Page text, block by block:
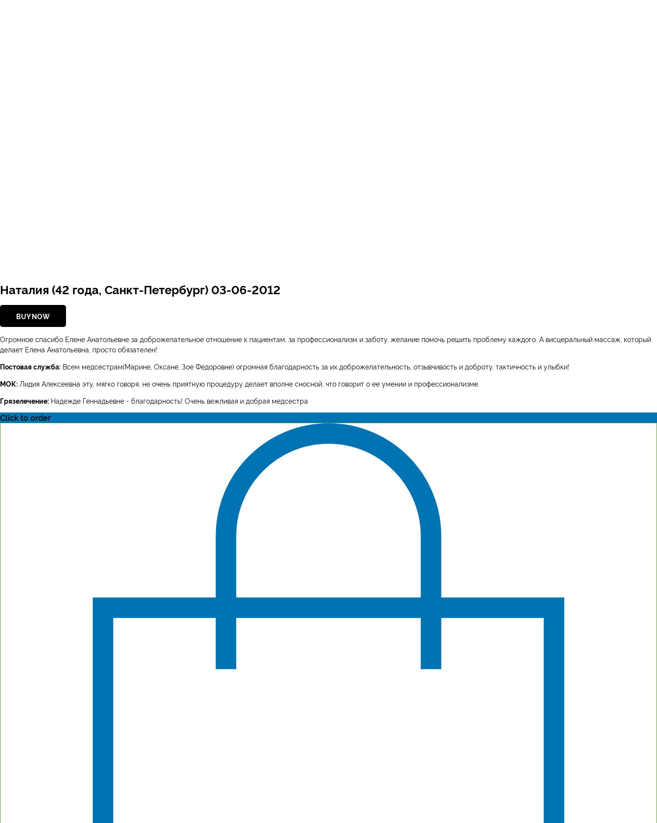
Наталия (42 года, Санкт-Петербург) 03-06-2012
BUY NOW
Огромное спасибо Елене Анатольевне за доброжелательное отношение к пациентам, за профессионализм и заботу, желание помочь решить проблему каждого. А висцеральный массаж, который
делает Елена Анатольевна, просто обязателен!
Постовая служба: Всем медсестрам(Марине, Оксане, Зое Федоровне) огромная благодарность за их доброжелательность, отзывчивость и доброту, тактичность и улыбки!
МОК: Лидия Алексеевна эту, мягко говоря, не очень приятную процедуру делает вполне сносной, что говорит о ее умении и профессионализме.
Грязелечение: Надежде Геннадьевне - благодарность! Очень вежливая и добрая медсестра
Click to order